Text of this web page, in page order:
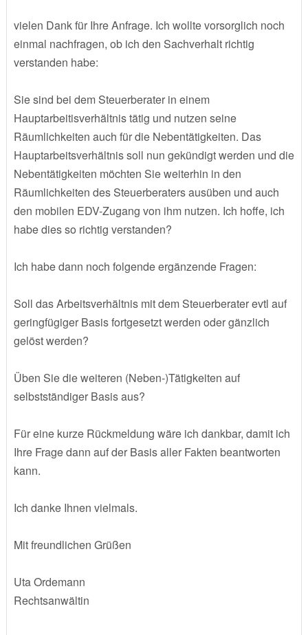
vielen Dank für Ihre Anfrage. Ich wollte vorsorglich noch
einmal nachfragen, ob ich den Sachverhalt richtig
verstanden habe:
Sie sind bei dem Steuerberater in einem
Hauptarbeitisverhältnis tätig und nutzen seine
Räumlichkeiten auch für die Nebentätigkeiten. Das
Hauptarbeitsverhältnis soll nun gekündigt werden und die
Nebentätigkeiten möchten Sie weiterhin in den
Räumlichkeiten des Steuerberaters ausüben und auch
den mobilen EDV-Zugang von ihm nutzen. Ich hoffe, ich
habe dies so richtig verstanden?
Ich habe dann noch folgende ergänzende Fragen:
Soll das Arbeitsverhältnis mit dem Steuerberater evtl auf
geringfügiger Basis fortgesetzt werden oder gänzlich
gelöst werden?
Üben Sie die weiteren (Neben-)Tätigkeiten auf
selbstständiger Basis aus?
Für eine kurze Rückmeldung wäre ich dankbar, damit ich
Ihre Frage dann auf der Basis aller Fakten beantworten
kann.
Ich danke Ihnen vielmals.
Mit freundlichen Grüßen
Uta Ordemann
Rechtsanwältin